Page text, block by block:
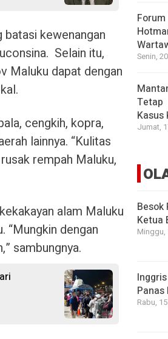
batasi kewenangan
Selain itu,
Maluku dapat dengan
cengkih, kopra,
lainnya. “Kulitas
rempah Maluku,
alam Maluku
“Mungkin dengan
sambungnya.
Senin,
Tetap
Kasus
Jumat,
Besok
Ketua
Minggu,
Panas
Rabu,